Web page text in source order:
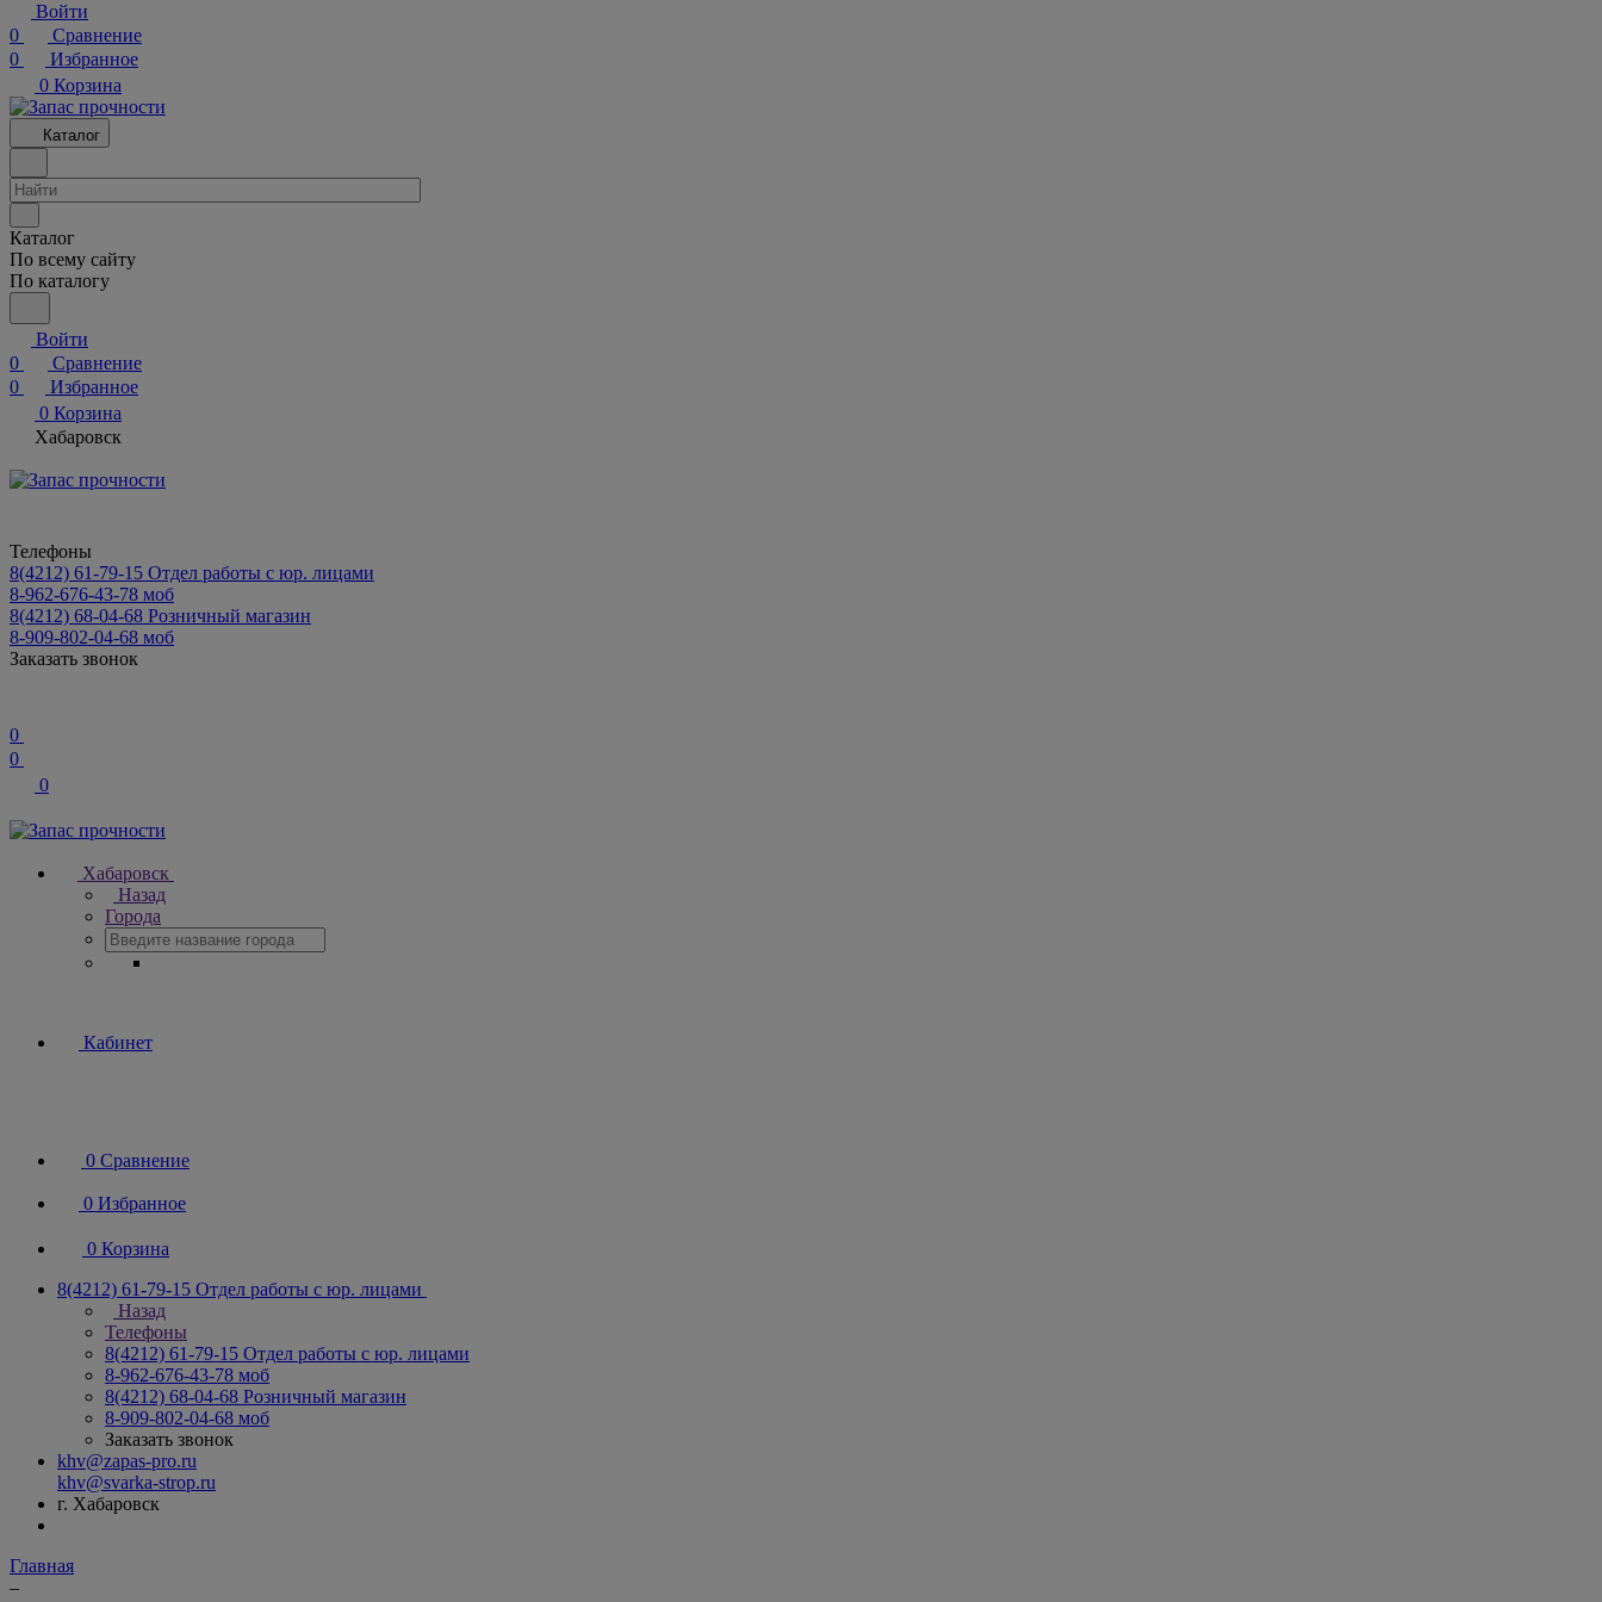
Войти
0
Сравнение
0
Избранное
0 Корзина
Каталог
Каталог
По всему сайту
По каталогу
Войти
0
Сравнение
0
Избранное
0 Корзина
Хабаровск
Телефоны
8(4212) 61-79-15 Отдел работы с юр. лицами
8-962-676-43-78 моб
8(4212) 68-04-68 Розничный магазин
8-909-802-04-68 моб
Заказать звонок
0
0
0
Хабаровск
Назад
Города
Кабинет
0 Сравнение
0 Избранное
0 Корзина
8(4212) 61-79-15 Отдел работы с юр. лицами
Назад
Телефоны
8(4212) 61-79-15 Отдел работы с юр. лицами
8-962-676-43-78 моб
8(4212) 68-04-68 Розничный магазин
8-909-802-04-68 моб
Заказать звонок
khv@zapas-pro.ru
khv@svarka-strop.ru
г. Хабаровск
Главная
–